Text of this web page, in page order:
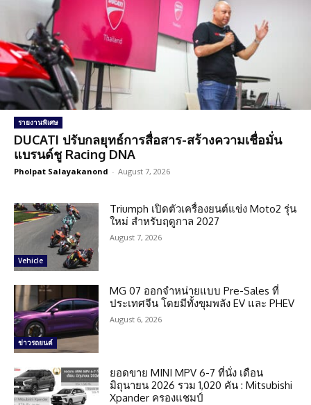
รายงานพิเศษ
DUCATI ปรับกลยุทธ์การสื่อสาร-สร้างความเชื่อมั่น
แบรนด์ชู Racing DNA
Pholpat Salayakanond - August 7, 2026
Vehicle
Triumph เปิดตัวเครื่องยนต์แข่ง Moto2 รุ่น
ใหม่ สำหรับฤดูกาล 2027
August 7, 2026
ข่าวรถยนต์
MG 07 ออกจำหน่ายแบบ Pre-Sales ที่
ประเทศจีน โดยมีทั้งขุมพลัง EV และ PHEV
August 6, 2026
ยอดขาย MINI MPV 6-7 ที่นั่ง เดือน
มิถุนายน 2026 รวม 1,020 คัน : Mitsubishi
Xpander ครองแชมป์